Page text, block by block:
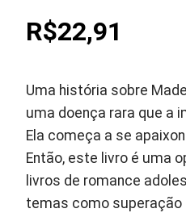
R$22,91
Uma história sobre
uma doença rara que a
Ela começa a se
Então, este livro é uma
livros de romance
temas como superação